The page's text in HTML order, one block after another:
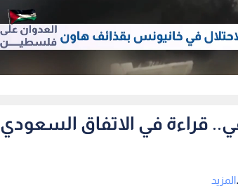
قراءة في الاتفاق السعودي
المزيد